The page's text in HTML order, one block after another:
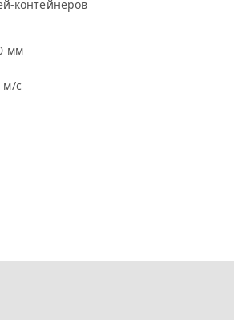
контейнеров
мм
м/с